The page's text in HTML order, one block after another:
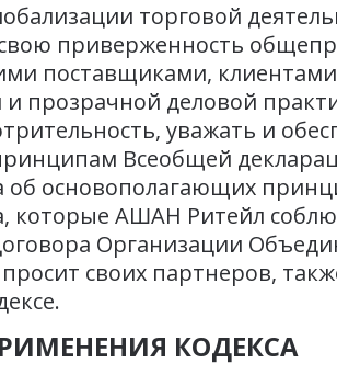
торговой
приверженность
поставщиками,
и прозрачной деловой
уважать и
Всеобщей
об основополагающих
которые АШАН Ритейл
Организации
своих партнеров,
КОДЕКСА